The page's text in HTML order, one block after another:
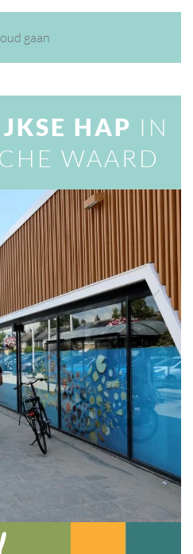
gaan
HAP IN
WAARD